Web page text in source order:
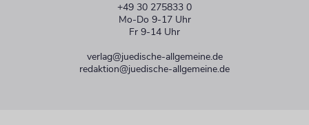
+49 30 275833 0
Mo-Do 9-17 Uhr
Fr 9-14 Uhr
verlag@juedische-allgemeine.de
redaktion@juedische-allgemeine.de